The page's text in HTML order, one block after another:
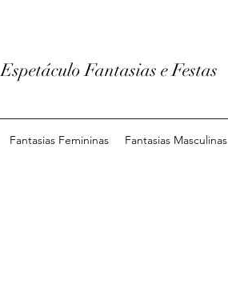
Espetáculo Fantasias e Festas
Fantasias Femininas Fantasias Masculinas